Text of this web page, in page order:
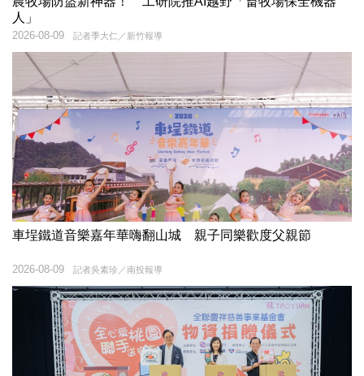
人」
記者季大仁／新竹報導
2026-08-09
車埕鐵道音樂嘉年華嗨翻山城 親子同樂歡度父親節
記者吳素珍／南投報導
2026-08-09